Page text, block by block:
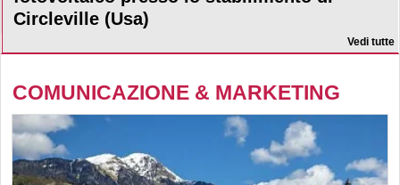
Circleville (Usa)
Vedi tutte
COMUNICAZIONE & MARKETING